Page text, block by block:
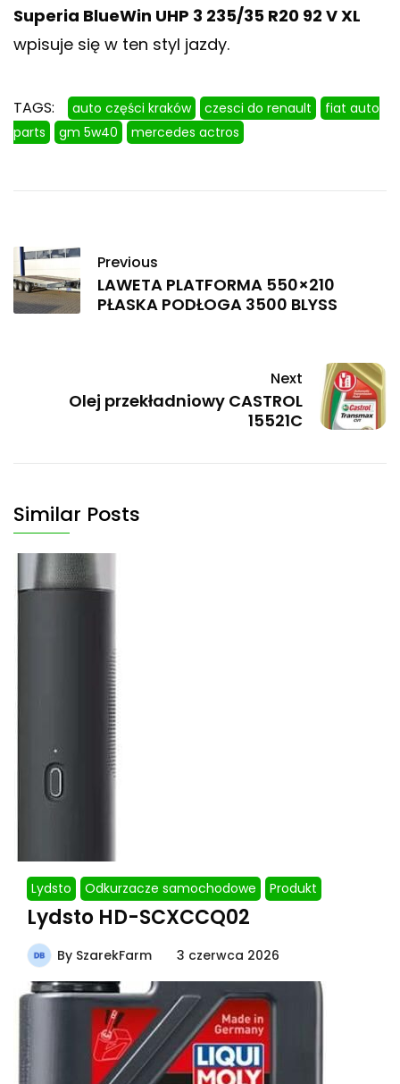
Superia BlueWin UHP 3 235/35 R20 92 V XL
wpisuje się w ten styl jazdy.
TAGS: auto części kraków czesci do renault
fiat auto
parts
gm 5w40 mercedes actros
Previous
LAWETA PLATFORMA 550×210
PŁASKA PODŁOGA 3500 BLYSS
Next
Olej przekładniowy CASTROL
15521C
Similar Posts
Lydsto Odkurzacze samochodowe Produkt
Lydsto HD-SCXCCQ02
By SzarekFarm 3 czerwca 2026